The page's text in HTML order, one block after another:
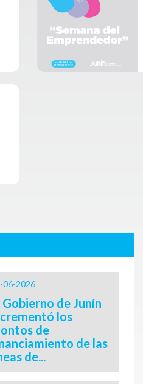
06-2026
Gobierno de Junín
los
de
de las
de...